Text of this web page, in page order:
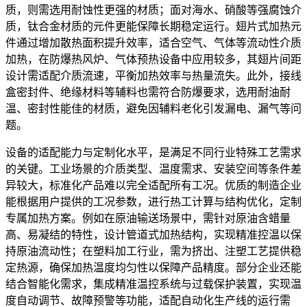
质，则需选用耐蚀性更强的材质；面对海水、硝酸等强腐蚀介
质，钛合金材质的元件更能保障长期稳定运行。翅片式加热元
件通过增加散热面积提升效率，适合空气、气体等流动性介质
加热，在防爆热风炉、气体预热设备中应用较多，其翅片间距
设计需适配介质流速，平衡加热效率与热量流失。此外，接线
盒密封件、绝缘材料等辅料也需符合防爆要求，选用耐油耐
温、密封性能佳的材质，避免因辅料老化引发漏电、漏气等问
题。
设备的适配能力与定制化水平，是满足不同行业特殊工艺需求
的关键。工业场景的介质类型、温度需求、安装空间等条件差
异较大，标准化产品难以完全适配所有工况。优质的制造企业
能根据用户提供的工况参数，进行热工计算与结构优化，定制
专属加热方案。例如在原油输送场景中，需针对原油含蜡量
高、易凝结的特性，设计管道式加热结构，实现精准控温以保
持原油流动性；在塑料加工行业，需为挤出、注塑工艺提供稳
定热源，确保加热温度均匀性以保障产品精度。部分企业还能
结合智能化需求，集成精准温控系统与过载保护装置，实现温
度自动调节、故障预警等功能，适配自动化生产线的运行需